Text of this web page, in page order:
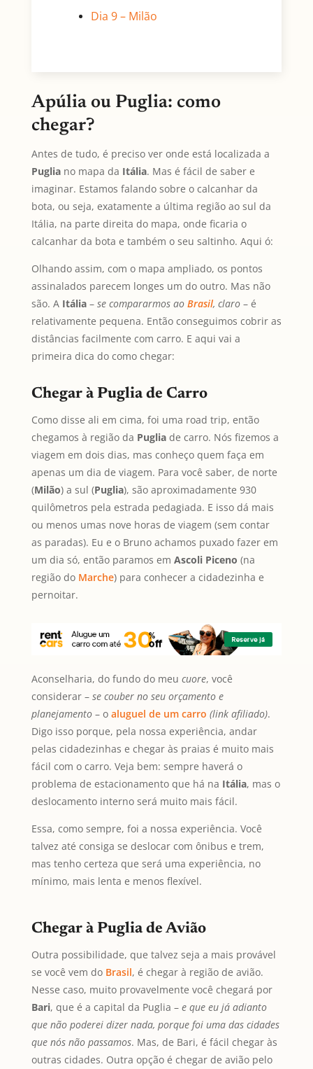
Dia 9 – Milão
Apúlia ou Puglia: como
chegar?
Antes de tudo, é preciso ver onde está localizada a
Puglia no mapa da Itália. Mas é fácil de saber e
imaginar. Estamos falando sobre o calcanhar da
bota, ou seja, exatamente a última região ao sul da
Itália, na parte direita do mapa, onde ficaria o
calcanhar da bota e também o seu saltinho. Aqui ó:
Olhando assim, com o mapa ampliado, os pontos
assinalados parecem longes um do outro. Mas não
são. A Itália – se compararmos ao Brasil, claro– é
relativamente pequena. Então conseguimos cobrir as
distâncias facilmente com carro. E aqui vai a
primeira dica do como chegar:
Chegar à Puglia de Carro
Como disse ali em cima, foi uma road trip, então
chegamos à região da Puglia de carro. Nós fizemos a
viagem em dois dias, mas conheço quem faça em
apenas um dia de viagem. Para você saber, de norte
(Milão) a sul (Puglia), são aproximadamente 930
quilômetros pela estrada pedagiada. E isso dá mais
ou menos umas nove horas de viagem (sem contar
as paradas). Eu e o Bruno achamos puxado fazer em
um dia só, então paramos em Ascoli Piceno (na
região do Marche) para conhecer a cidadezinha e
pernoitar.
Aconselharia, do fundo do meu cuore, você
considerar – se couber no seu orçamento e
planejamento– o aluguel de um carro (link afiliado).
Digo isso porque, pela nossa experiência, andar
pelas cidadezinhas e chegar às praias é muito mais
fácil com o carro. Veja bem: sempre haverá o
problema de estacionamento que há na Itália, mas o
deslocamento interno será muito mais fácil.
Essa, como sempre, foi a nossa experiência. Você
talvez até consiga se deslocar com ônibus e trem,
mas tenho certeza que será uma experiência, no
mínimo, mais lenta e menos flexível.
Chegar à Puglia de Avião
Outra possibilidade, que talvez seja a mais provável
se você vem do Brasil, é chegar à região de avião.
Nesse caso, muito provavelmente você chegará por
Bari, que é a capital da Puglia – e que eu já adianto
que não poderei dizer nada, porque foi uma das cidades
que nós não passamos. Mas, de Bari, é fácil chegar às
outras cidades. Outra opção é chegar de avião pelo